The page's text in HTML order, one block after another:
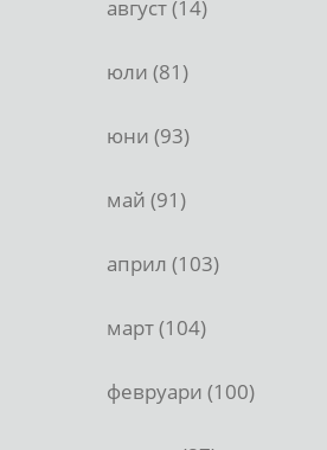
август (14)
юли (81)
юни (93)
май (91)
април (103)
март (104)
февруари (100)